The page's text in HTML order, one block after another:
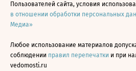
Пользователей сайта, условия
в отношении обработки персональных
Медиа»
Любое использование материалов
соблюдении правил перепечатки и при
vedomosti.ru